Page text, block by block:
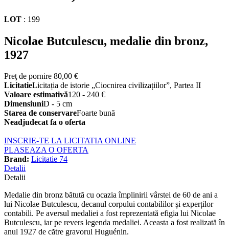
LOT : 199
Nicolae Butculescu, medalie din bronz,
1927
Preţ de pornire 80,00 €
LicitatieLicitația de istorie „Ciocnirea civilizațiilor”, Partea II
Valoare estimativă120 - 240 €
DimensiuniD - 5 cm
Starea de conservareFoarte bună
Neadjudecat fa o oferta
INSCRIE-TE LA LICITATIA ONLINE
PLASEAZA O OFERTA
Brand: Licitatie 74
Detalii
Detalii
Medalie din bronz bătută cu ocazia împlinirii vârstei de 60 de ani a
lui Nicolae Butculescu, decanul corpului contabililor și experților
contabili. Pe aversul medaliei a fost reprezentată efigia lui Nicolae
Butculescu, iar pe revers legenda medaliei. Aceasta a fost realizată în
anul 1927 de către gravorul Huguénin.